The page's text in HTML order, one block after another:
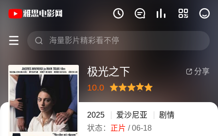
    
 
《极光之下》(2025)爱沙尼亚高清电影
 分享
极光之下
10.0
很差较差还行推荐
力荐
2025 爱沙尼亚
剧情
状态： 正片 /06-18